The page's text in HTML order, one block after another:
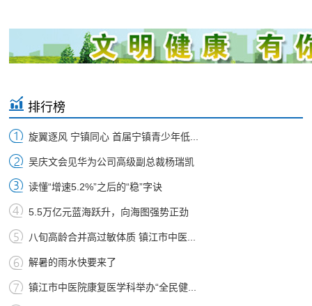
排行榜
旋翼逐风 宁镇同心 首届宁镇青少年低...
吴庆文会见华为公司高级副总裁杨瑞凯
读懂“增速5.2%”之后的“稳”字诀
5.5万亿元蓝海跃升，向海图强势正劲
八旬高龄合并高过敏体质 镇江市中医...
解暑的雨水快要来了
镇江市中医院康复医学科举办“全民健...